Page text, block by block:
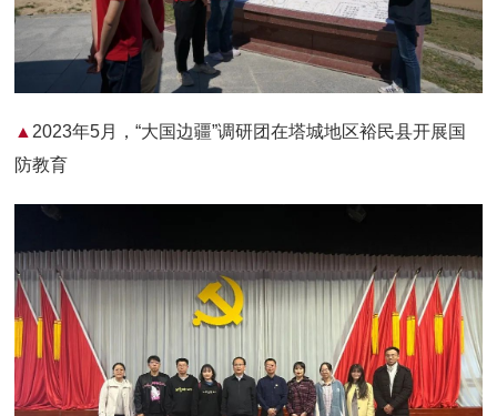
▲ 2023年5月，“大国边疆”调研团在塔城地区裕民县开展国
防教育